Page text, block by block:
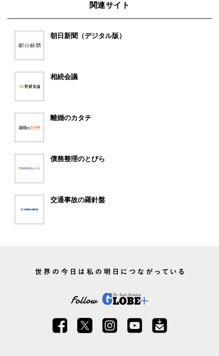
関連サイト
朝日新聞（デジタル版）
相続会議
離婚のカタチ
債務整理のとびら
交通事故の羅針盤